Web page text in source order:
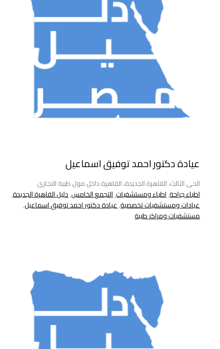
عيادة دكتور احمد توفيق اسماعيل
الحى الثالث، القاهرة الجديدة، القاهرة داخل مول طيبة التجارى
اطباء جراحة,اطباء ومستشفيات,التجمع الخامس,دليل القاهرة الجديدة,
عيادات ومستشفيات تخصصية,عيادة دكتور احمد توفيق اسماعيل,
مستشفيات ومراكز طبية